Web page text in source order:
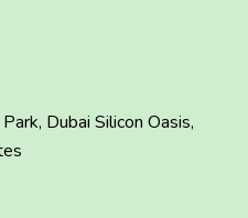
Dubai Silicon Oasis,